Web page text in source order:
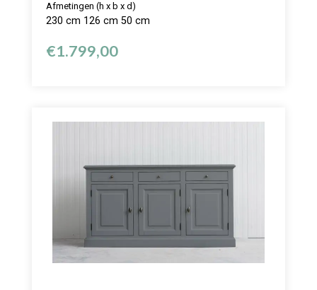
Afmetingen (h x b x d)
230 cm 126 cm 50 cm
€1.799,00